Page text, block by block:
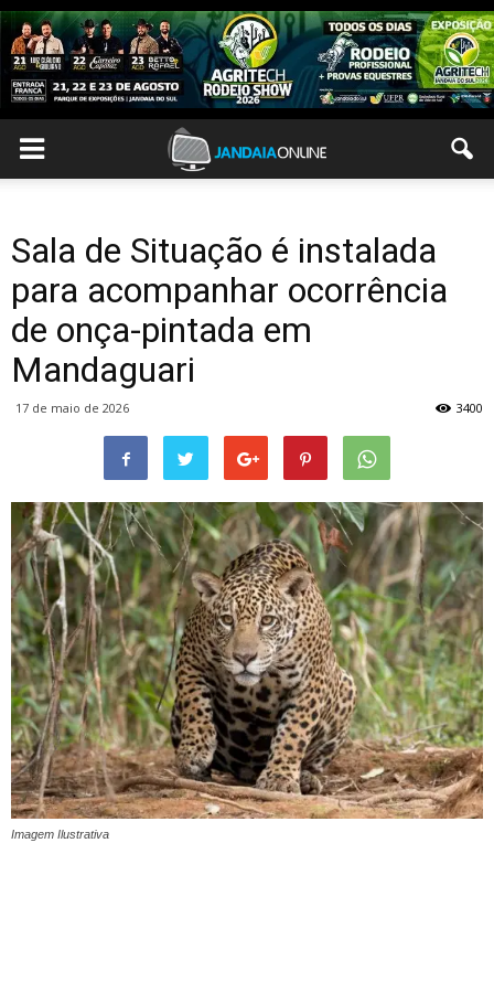
Sala de Situação é instalada
para acompanhar ocorrência
de onça-pintada em
Mandaguari
17 de maio de 2026 3400
Imagem Ilustrativa